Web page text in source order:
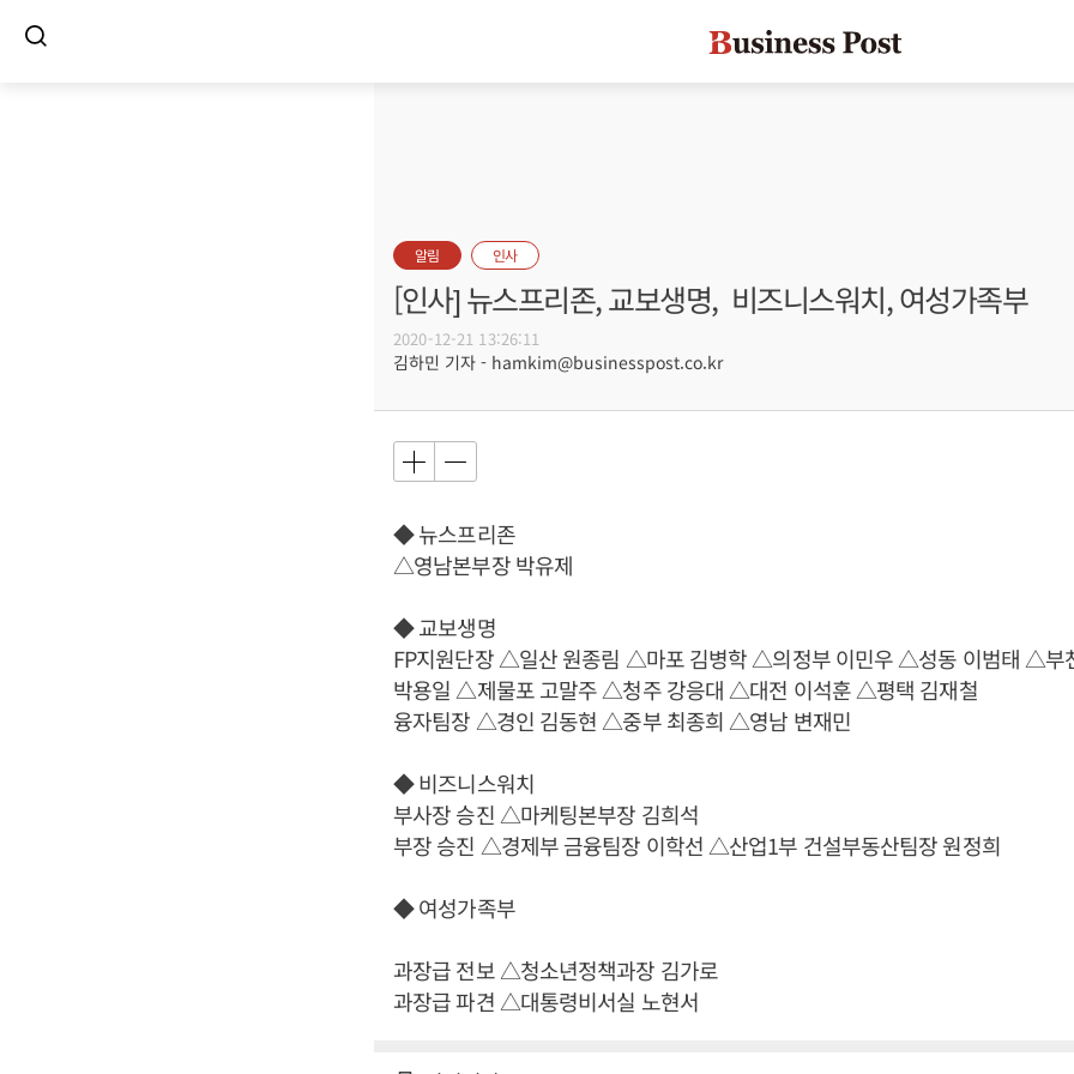
알림 인사
[인사] 뉴스프리존, 교보생명, 비즈니스워치, 여성가족부
2020-12-21 13:26:11
김하민 기자 - hamkim@businesspost.co.kr
◆ 뉴스프리존
△영남본부장 박유제
◆ 교보생명
FP지원단장 △일산 원종림 △마포 김병학 △의정부 이민우 △성동 이범태 △부
박용일 △제물포 고말주 △청주 강응대 △대전 이석훈 △평택 김재철
융자팀장 △경인 김동현 △중부 최종희 △영남 변재민
◆ 비즈니스워치
부사장 승진 △마케팅본부장 김희석
부장 승진 △경제부 금융팀장 이학선 △산업1부 건설부동산팀장 원정희
◆ 여성가족부
과장급 전보 △청소년정책과장 김가로
과장급 파견 △대통령비서실 노현서